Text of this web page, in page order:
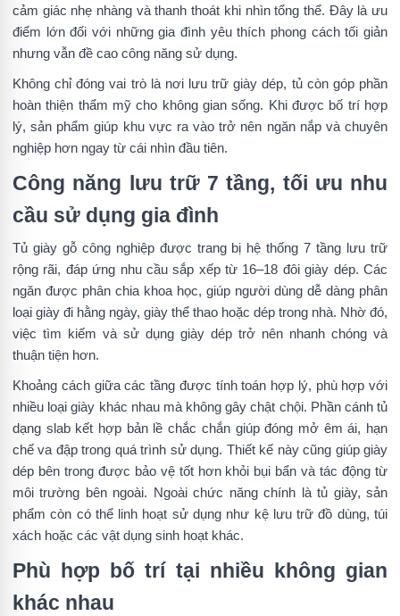
cảm giác nhẹ nhàng và thanh thoát khi nhìn tổng thể. Đây là ưu
điểm lớn đối với những gia đình yêu thích phong cách tối giản
nhưng vẫn đề cao công năng sử dụng.
Không chỉ đóng vai trò là nơi lưu trữ giày dép, tủ còn góp phần
hoàn thiện thẩm mỹ cho không gian sống. Khi được bố trí hợp
lý, sản phẩm giúp khu vực ra vào trở nên ngăn nắp và chuyên
nghiệp hơn ngay từ cái nhìn đầu tiên.
Công năng lưu trữ 7 tầng, tối ưu nhu
cầu sử dụng gia đình
Tủ giày gỗ công nghiệp được trang bị hệ thống 7 tầng lưu trữ
rộng rãi, đáp ứng nhu cầu sắp xếp từ 16–18 đôi giày dép. Các
ngăn được phân chia khoa học, giúp người dùng dễ dàng phân
loại giày đi hằng ngày, giày thể thao hoặc dép trong nhà. Nhờ đó,
việc tìm kiếm và sử dụng giày dép trở nên nhanh chóng và
thuận tiện hơn.
Khoảng cách giữa các tầng được tính toán hợp lý, phù hợp với
nhiều loại giày khác nhau mà không gây chật chội. Phần cánh tủ
dạng slab kết hợp bản lề chắc chắn giúp đóng mở êm ái, hạn
chế va đập trong quá trình sử dụng. Thiết kế này cũng giúp giày
dép bên trong được bảo vệ tốt hơn khỏi bụi bẩn và tác động từ
môi trường bên ngoài. Ngoài chức năng chính là tủ giày, sản
phẩm còn có thể linh hoạt sử dụng như kệ lưu trữ đồ dùng, túi
xách hoặc các vật dụng sinh hoạt khác.
Phù hợp bố trí tại nhiều không gian
khác nhau